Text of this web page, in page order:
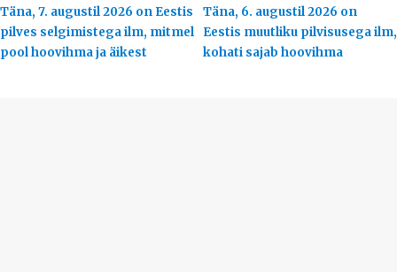
Täna, 7. augustil 2026 on Eestis
pilves selgimistega ilm, mitmel
pool hoovihma ja äikest
Täna, 6. augustil 2026 on
Eestis muutliku pilvisusega ilm,
kohati sajab hoovihma